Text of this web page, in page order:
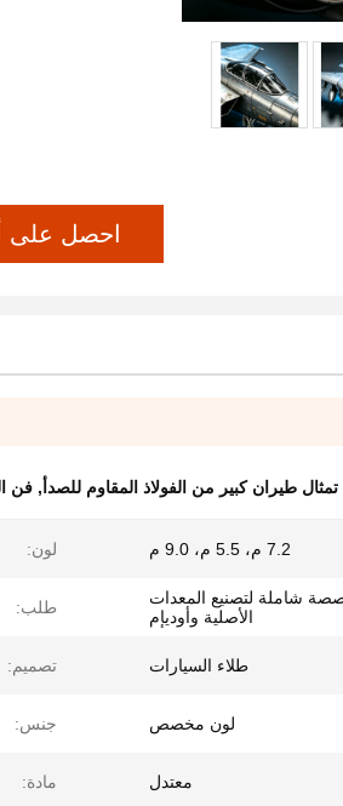
احصل على
تمثال طيران كبير من الفولاذ المقاوم للصدأ , فن
7.2 م، 5.5 م، 9.0 م لون:
شاملة لتصنيع المعدات
الأصلية وأوديإم
طلب:
طلاء السيارات تصميم:
لون مخصص جنس:
معتدل مادة: